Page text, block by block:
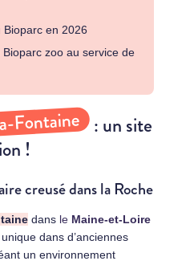
Bioparc en 2026
zoo au service de
Fontaine : un site
!
creusé dans la Roche
dans le Maine-et-Loire
dans d’anciennes
un environnement